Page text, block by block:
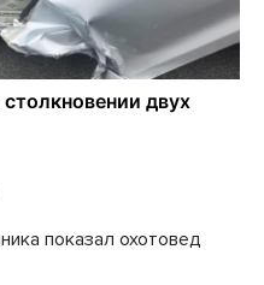
показал охотовед